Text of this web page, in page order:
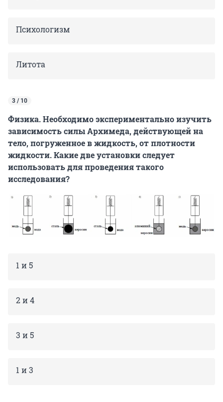
Психологизм
Литота
3 / 10
Физика. Необходимо экспериментально изучить
зависимость силы Архимеда, действующей на
тело, погруженное в жидкость, от плотности
жидкости. Какие две установки следует
использовать для проведения такого
исследования?
1 и 5
2 и 4
3 и 5
1 и 3